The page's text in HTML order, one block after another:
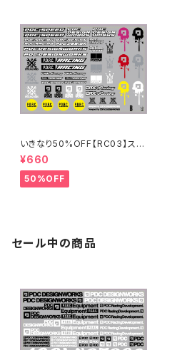
いきなり50%OFF【RC03】スポ
ンサーステッカーB 2024
¥660
50%OFF
セール中の商品